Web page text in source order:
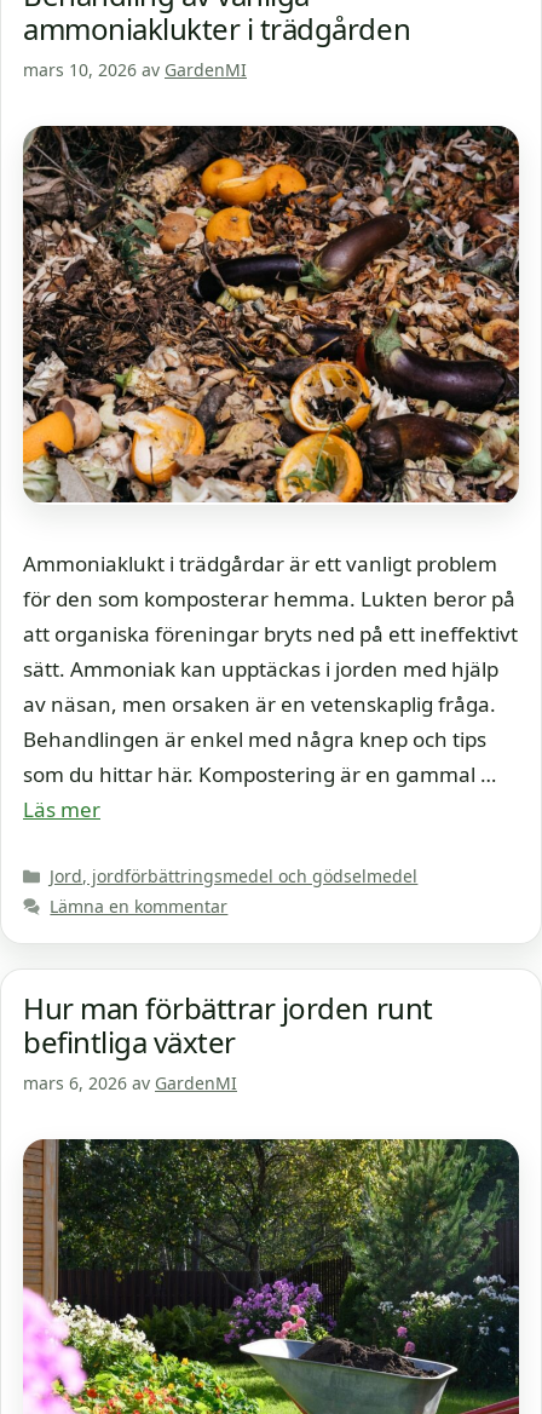
ammoniaklukter i trädgården
mars 10, 2026 av GardenMI
Ammoniaklukt i trädgårdar är ett vanligt problem
för den som komposterar hemma. Lukten beror på
att organiska föreningar bryts ned på ett ineffektivt
sätt. Ammoniak kan upptäckas i jorden med hjälp
av näsan, men orsaken är en vetenskaplig fråga.
Behandlingen är enkel med några knep och tips
som du hittar här. Kompostering är en gammal …
Läs mer
Kategorier
Jord, jordförbättringsmedel och gödselmedel
Lämna en kommentar
Hur man förbättrar jorden runt
befintliga växter
mars 6, 2026 av GardenMI